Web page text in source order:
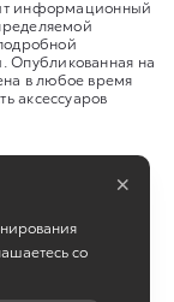
информационный
на
в любое время
аксессуаров
со
×